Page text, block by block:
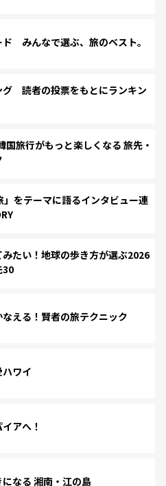
みんなで選ぶ、旅のベスト。
グ 読者の投票をもとにランキン
旅行がもっと楽しくなる 旅先・
をテーマに語るインタビュー連
たい！地球の歩き方が選ぶ2026
30
える！賢者の旅テクニック
ワイ
アへ！
なる 湘南・江の島